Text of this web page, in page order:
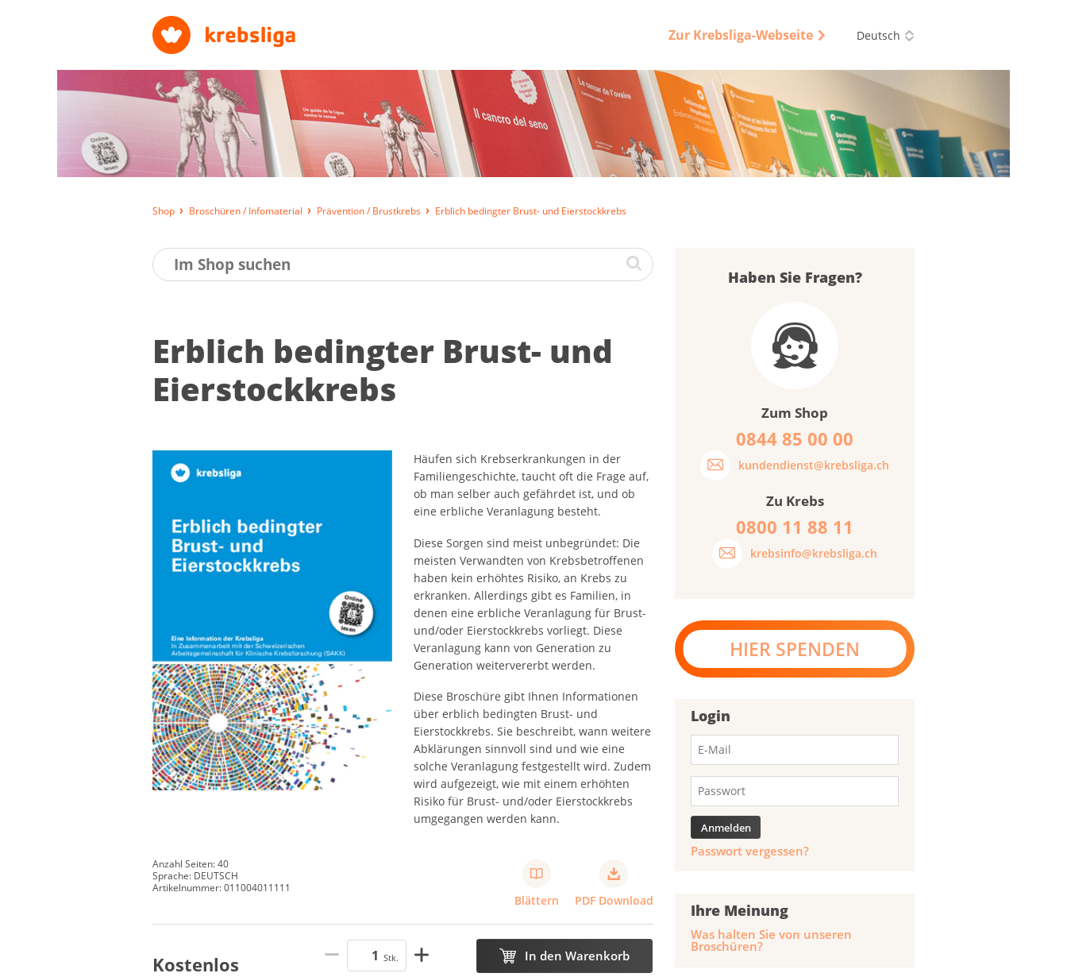
Zur Krebsliga-Webseite Deutsch
Shop Broschüren / Infomaterial Prävention / Brustkrebs Erblich bedingter Brust- und Eierstockkrebs
Erb­lich be­ding­ter Brust- und
Ei­er­stock­krebs
Häufen sich Krebserkrankungen in der
Familiengeschichte, taucht oft die Frage auf,
ob man selber auch gefährdet ist, und ob
eine erbliche Veranlagung besteht.
Diese Sorgen sind meist unbegründet: Die
meisten Verwandten von Krebsbetroffenen
haben kein erhöhtes Risiko, an Krebs zu
erkranken. Allerdings gibt es Familien, in
denen eine erbliche Veranlagung für Brust-
und/oder Eierstockkrebs vorliegt. Diese
Veranlagung kann von Generation zu
Generation weitervererbt werden.
Diese Broschüre gibt Ihnen Informationen
über erblich bedingten Brust- und
Eierstockkrebs. Sie beschreibt, wann weitere
Abklärungen sinnvoll sind und wie eine
solche Veranlagung festgestellt wird. Zudem
wird aufgezeigt, wie mit einem erhöhten
Risiko für Brust- und/oder Eierstockkrebs
umgegangen werden kann.
Anzahl Seiten: 40
Sprache: DEUTSCH
Artikelnummer: 011004011111
Blättern PDF Download
Kostenlos Stk. In den Warenkorb
Haben Sie Fragen?
Zum Shop
0844 85 00 00
kundendienst@krebsliga.ch
Zu Krebs
0800 11 88 11
krebsinfo@krebsliga.ch
HIER SPENDEN
Login
Passwort vergessen?
Ihre Meinung
Was halten Sie von unseren
Broschüren?